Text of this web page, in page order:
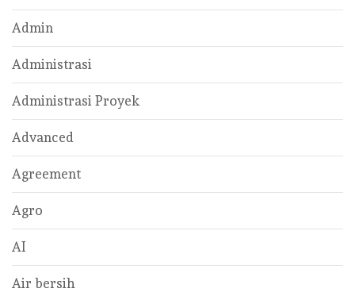
Admin
Administrasi
Administrasi Proyek
Advanced
Agreement
Agro
AI
Air bersih